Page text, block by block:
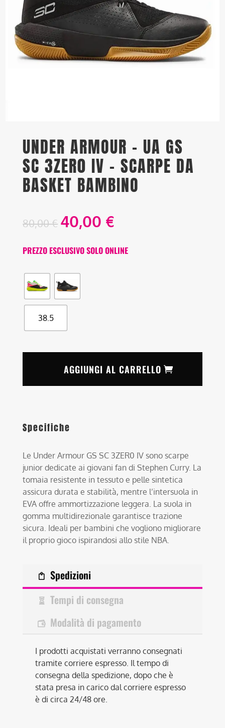
UNDER ARMOUR – UA GS
SC 3ZER0 IV – SCARPE DA
BASKET BAMBINO
80,00€ 40,00 €
PREZZO ESCLUSIVO SOLO ONLINE
38.5
AGGIUNGI AL CARRELLO
Specifiche
Le Under Armour GS SC 3ZER0 IV sono scarpe
junior dedicate ai giovani fan di Stephen Curry. La
tomaia resistente in tessuto e pelle sintetica
assicura durata e stabilità, mentre l’intersuola in
EVA offre ammortizzazione leggera. La suola in
gomma multidirezionale garantisce trazione
sicura. Ideali per bambini che vogliono migliorare
il proprio gioco ispirandosi allo stile NBA.
Spedizioni
Tempi di consegna
Modalità di pagamento
I prodotti acquistati verranno consegnati
tramite corriere espresso. Il tempo di
consegna della spedizione, dopo che è
stata presa in carico dal corriere espresso
è di circa 24/48 ore.